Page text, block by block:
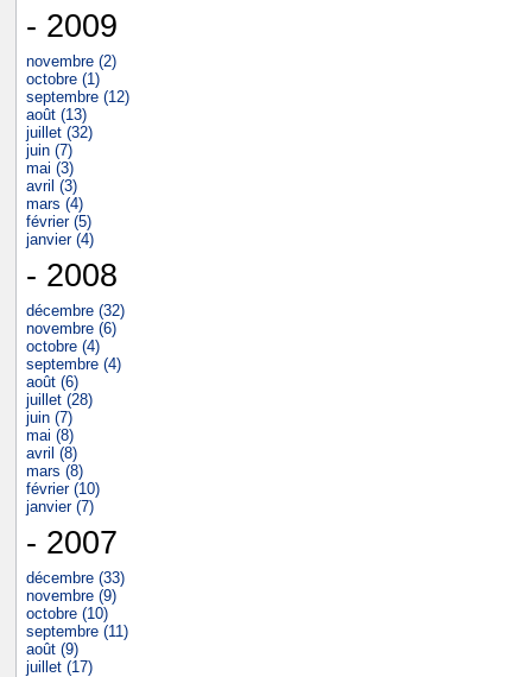
- 2009
novembre (2)
octobre (1)
septembre (12)
août (13)
juillet (32)
juin (7)
mai (3)
avril (3)
mars (4)
février (5)
janvier (4)
- 2008
décembre (32)
novembre (6)
octobre (4)
septembre (4)
août (6)
juillet (28)
juin (7)
mai (8)
avril (8)
mars (8)
février (10)
janvier (7)
- 2007
décembre (33)
novembre (9)
octobre (10)
septembre (11)
août (9)
juillet (17)